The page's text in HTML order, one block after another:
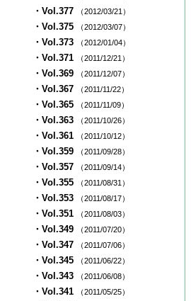
・Vol.377 （2012/03/21）
・Vol.375 （2012/03/07）
・Vol.373 （2012/01/04）
・Vol.371 （2011/12/21）
・Vol.369 （2011/12/07）
・Vol.367 （2011/11/22）
・Vol.365 （2011/11/09）
・Vol.363 （2011/10/26）
・Vol.361 （2011/10/12）
・Vol.359 （2011/09/28）
・Vol.357 （2011/09/14）
・Vol.355 （2011/08/31）
・Vol.353 （2011/08/17）
・Vol.351 （2011/08/03）
・Vol.349 （2011/07/20）
・Vol.347 （2011/07/06）
・Vol.345 （2011/06/22）
・Vol.343 （2011/06/08）
・Vol.341 （2011/05/25）